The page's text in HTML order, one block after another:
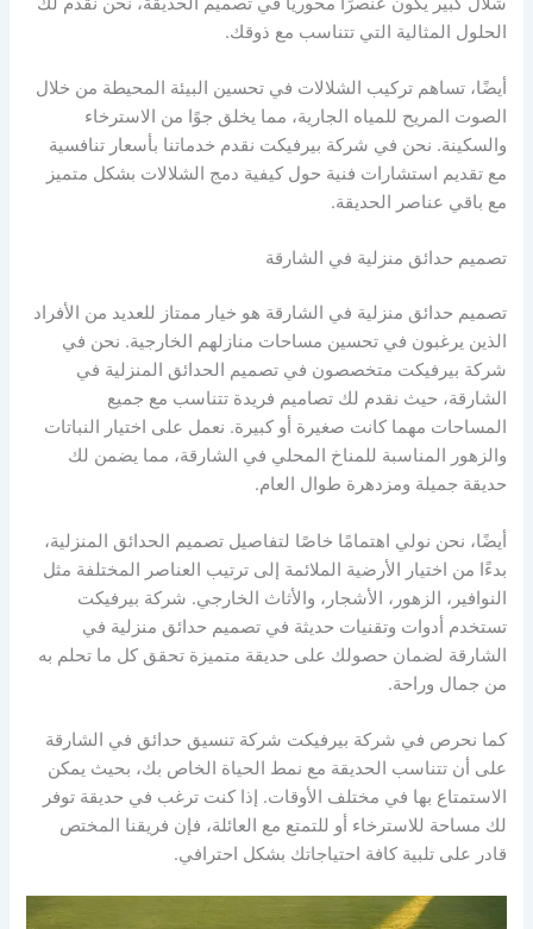
الحلول المثالية التي تتناسب مع ذوقك.
أيضًا، تساهم تركيب الشلالات في تحسين البيئة المحيطة من خلال
الصوت المريح للمياه الجارية، مما يخلق جوًا من الاسترخاء
والسكينة. نحن في شركة بيرفيكت نقدم خدماتنا بأسعار تنافسية
مع تقديم استشارات فنية حول كيفية دمج الشلالات بشكل متميز
مع باقي عناصر الحديقة.
تصميم حدائق منزلية في الشارقة
تصميم حدائق منزلية في الشارقة هو خيار ممتاز للعديد من الأفراد
الذين يرغبون في تحسين مساحات منازلهم الخارجية. نحن في
شركة بيرفيكت متخصصون في تصميم الحدائق المنزلية في
الشارقة، حيث نقدم لك تصاميم فريدة تتناسب مع جميع
المساحات مهما كانت صغيرة أو كبيرة. نعمل على اختيار النباتات
والزهور المناسبة للمناخ المحلي في الشارقة، مما يضمن لك
حديقة جميلة ومزدهرة طوال العام.
أيضًا، نحن نولي اهتمامًا خاصًا لتفاصيل تصميم الحدائق المنزلية،
بدءًا من اختيار الأرضية الملائمة إلى ترتيب العناصر المختلفة مثل
النوافير، الزهور، الأشجار، والأثاث الخارجي. شركة بيرفيكت
تستخدم أدوات وتقنيات حديثة في تصميم حدائق منزلية في
الشارقة لضمان حصولك على حديقة متميزة تحقق كل ما تحلم به
من جمال وراحة.
كما نحرص في شركة بيرفيكت شركة تنسيق حدائق في الشارقة
على أن تتناسب الحديقة مع نمط الحياة الخاص بك، بحيث يمكن
الاستمتاع بها في مختلف الأوقات. إذا كنت ترغب في حديقة توفر
لك مساحة للاسترخاء أو للتمتع مع العائلة، فإن فريقنا المختص
قادر على تلبية كافة احتياجاتك بشكل احترافي.